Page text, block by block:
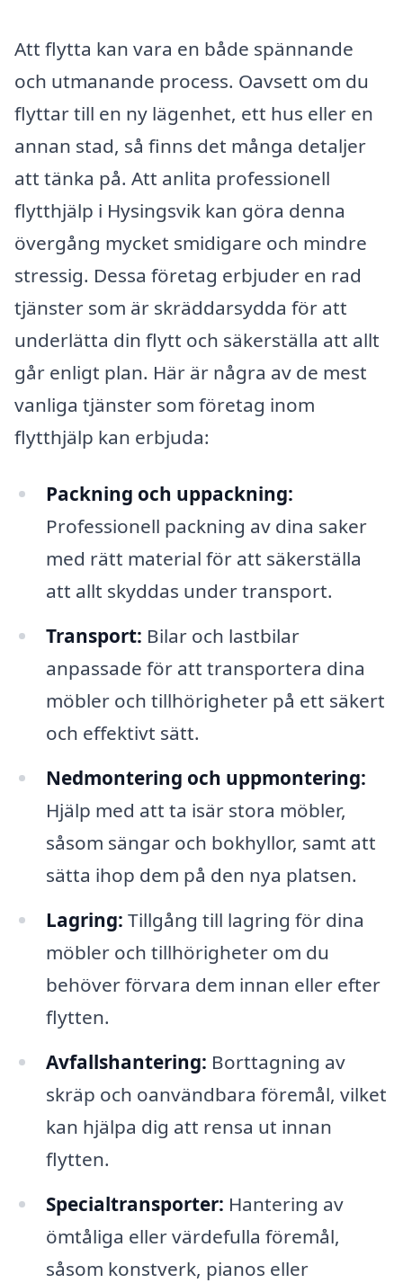
Att flytta kan vara en både spännande
och utmanande process. Oavsett om du
flyttar till en ny lägenhet, ett hus eller en
annan stad, så finns det många detaljer
att tänka på. Att anlita professionell
flytthjälp i Hysingsvik kan göra denna
övergång mycket smidigare och mindre
stressig. Dessa företag erbjuder en rad
tjänster som är skräddarsydda för att
underlätta din flytt och säkerställa att allt
går enligt plan. Här är några av de mest
vanliga tjänster som företag inom
flytthjälp kan erbjuda:
Packning och uppackning:
Professionell packning av dina saker
med rätt material för att säkerställa
att allt skyddas under transport.
Transport: Bilar och lastbilar
anpassade för att transportera dina
möbler och tillhörigheter på ett säkert
och effektivt sätt.
Nedmontering och uppmontering:
Hjälp med att ta isär stora möbler,
såsom sängar och bokhyllor, samt att
sätta ihop dem på den nya platsen.
Lagring: Tillgång till lagring för dina
möbler och tillhörigheter om du
behöver förvara dem innan eller efter
flytten.
Avfallshantering: Borttagning av
skräp och oanvändbara föremål, vilket
kan hjälpa dig att rensa ut innan
flytten.
Specialtransporter: Hantering av
ömtåliga eller värdefulla föremål,
såsom konstverk, pianos eller